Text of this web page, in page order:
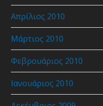
Απρίλιος 2010
Μάρτιος 2010
Φεβρουάριος 2010
Ιανουάριος 2010